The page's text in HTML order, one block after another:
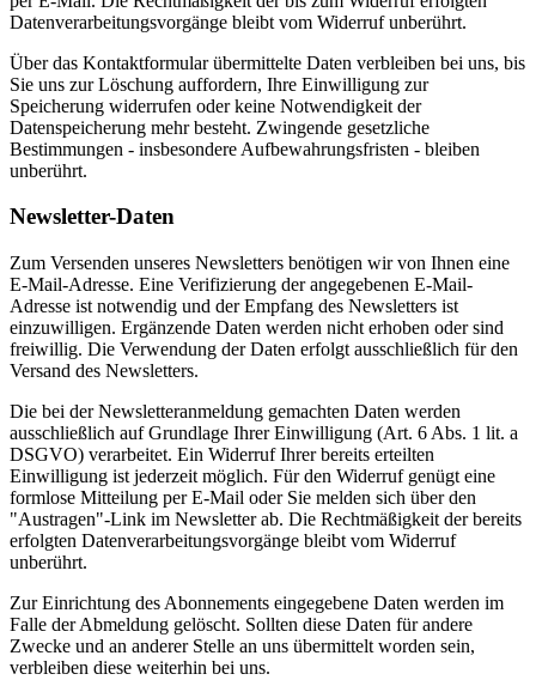
Datenverarbeitungsvorgänge bleibt vom Widerruf unberührt.
Über das Kontaktformular übermittelte Daten verbleiben bei uns, bis
Sie uns zur Löschung auffordern, Ihre Einwilligung zur
Speicherung widerrufen oder keine Notwendigkeit der
Datenspeicherung mehr besteht. Zwingende gesetzliche
Bestimmungen - insbesondere Aufbewahrungsfristen - bleiben
unberührt.
Newsletter-Daten
Zum Versenden unseres Newsletters benötigen wir von Ihnen eine
E-Mail-Adresse. Eine Verifizierung der angegebenen E-Mail-
Adresse ist notwendig und der Empfang des Newsletters ist
einzuwilligen. Ergänzende Daten werden nicht erhoben oder sind
freiwillig. Die Verwendung der Daten erfolgt ausschließlich für den
Versand des Newsletters.
Die bei der Newsletteranmeldung gemachten Daten werden
ausschließlich auf Grundlage Ihrer Einwilligung (Art. 6 Abs. 1 lit. a
DSGVO) verarbeitet. Ein Widerruf Ihrer bereits erteilten
Einwilligung ist jederzeit möglich. Für den Widerruf genügt eine
formlose Mitteilung per E-Mail oder Sie melden sich über den
"Austragen"-Link im Newsletter ab. Die Rechtmäßigkeit der bereits
erfolgten Datenverarbeitungsvorgänge bleibt vom Widerruf
unberührt.
Zur Einrichtung des Abonnements eingegebene Daten werden im
Falle der Abmeldung gelöscht. Sollten diese Daten für andere
Zwecke und an anderer Stelle an uns übermittelt worden sein,
verbleiben diese weiterhin bei uns.